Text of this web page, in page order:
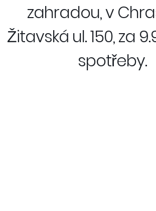
zahradou, v
Žitavská ul. 150, za
spotřeby.